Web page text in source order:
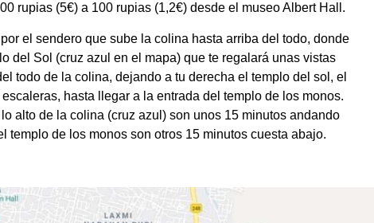
rupias (5€) a 100 rupias (1,2€) desde el museo Albert Hall.
el sendero que sube la colina hasta arriba del todo, donde
del Sol (cruz azul en el mapa) que te regalará unas vistas
todo de la colina, dejando a tu derecha el templo del sol, el
hasta llegar a la entrada del templo de los monos.
alto de la colina (cruz azul) son unos 15 minutos andando
templo de los monos son otros 15 minutos cuesta abajo.